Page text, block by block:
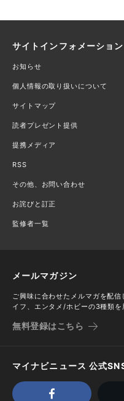
サイトインフォメーション
お知らせ
個人情報の取り扱いについて
サイトマップ
読者プレゼント提供
提携メディア
RSS
その他、お問い合わせ
お詫びと訂正
監修者一覧
メールマガジン
ご興味に合わせたメルマガを配
イフ、エンタメ/ホビーの3種類を
無料登録はこちら
マイナビニュース 公式